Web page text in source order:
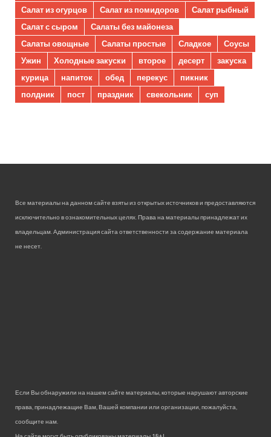
Салат из огурцов
Салат из помидоров
Салат рыбный
Салат с сыром
Салаты без майонеза
Салаты овощные
Салаты простые Сладкое
Соусы
Ужин
Холодные закуски второе десерт
закуска
курица
напиток обед перекус
пикник
полдник
пост праздник свекольник суп
Все материалы на данном сайте взяты из открытых источников и предоставляются
исключительно в ознакомительных целях. Права на материалы принадлежат их
владельцам. Администрация сайта ответственности за содержание материала
не несет.
Если Вы обнаружили на нашем сайте материалы, которые нарушают авторские
права, принадлежащие Вам, Вашей компании или организации, пожалуйста,
сообщите нам.